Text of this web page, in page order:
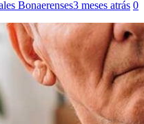
Bonaerenses3 meses atrás 0